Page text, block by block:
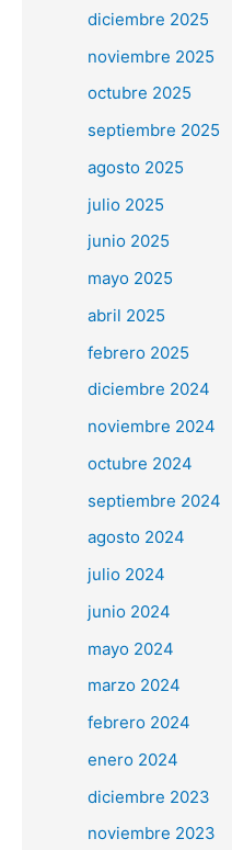
diciembre 2025
noviembre 2025
octubre 2025
septiembre 2025
agosto 2025
julio 2025
junio 2025
mayo 2025
abril 2025
febrero 2025
diciembre 2024
noviembre 2024
octubre 2024
septiembre 2024
agosto 2024
julio 2024
junio 2024
mayo 2024
marzo 2024
febrero 2024
enero 2024
diciembre 2023
noviembre 2023